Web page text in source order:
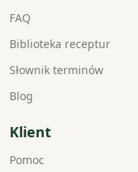
FAQ
Biblioteka receptur
Słownik terminów
Blog
Klient
Pomoc